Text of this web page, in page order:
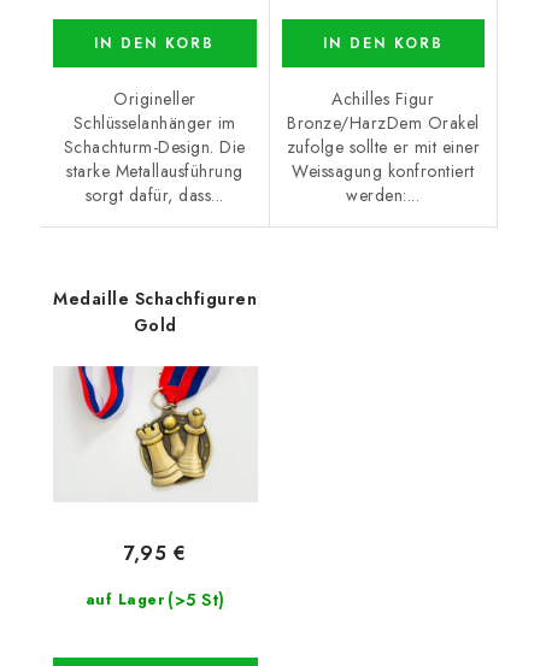
IN DEN KORB
Origineller
Schlüsselanhänger im
Schachturm-Design. Die
starke Metallausführung
sorgt dafür, dass...
IN DEN KORB
Achilles Figur
Bronze/HarzDem Orakel
zufolge sollte er mit einer
Weissagung konfrontiert
werden:...
Medaille Schachfiguren
Gold
auf Lager (>5 St)
7,95 €